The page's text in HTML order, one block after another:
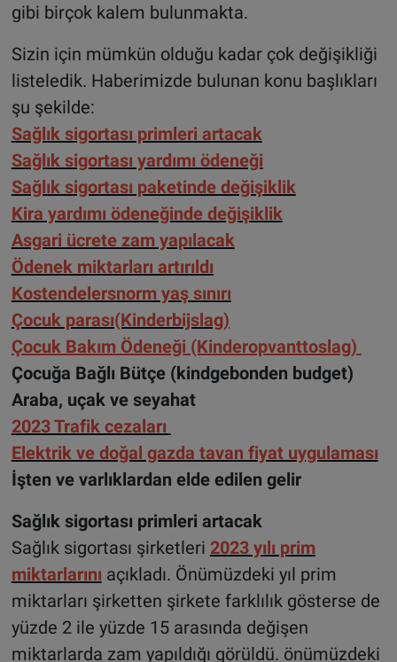
gibi birçok kalem bulunmakta.
Sizin için mümkün olduğu kadar çok değişikliği
listeledik. Haberimizde bulunan konu başlıkları
şu şekilde:
Sağlık sigortası primleri artacak
Sağlık sigortası yardımı ödeneği
Sağlık sigortası paketinde değişiklik
Kira yardımı ödeneğinde değişiklik
Asgari ücrete zam yapılacak
Ödenek miktarları artırıldı
Kostendelersnorm yaş sınırı
Çocuk parası(Kinderbijslag)
Çocuk Bakım Ödeneği (Kinderopvanttoslag)
Çocuğa Bağlı Bütçe (kindgebonden budget)
Araba, uçak ve seyahat
2023 Trafik cezaları
Elektrik ve doğal gazda tavan fiyat uygulaması
İşten ve varlıklardan elde edilen gelir
Sağlık sigortası primleri artacak
Sağlık sigortası şirketleri 2023 yılı prim
miktarlarını açıkladı. Önümüzdeki yıl prim
miktarları şirketten şirkete farklılık gösterse de
yüzde 2 ile yüzde 15 arasında değişen
miktarlarda zam yapıldığı görüldü. önümüzdeki